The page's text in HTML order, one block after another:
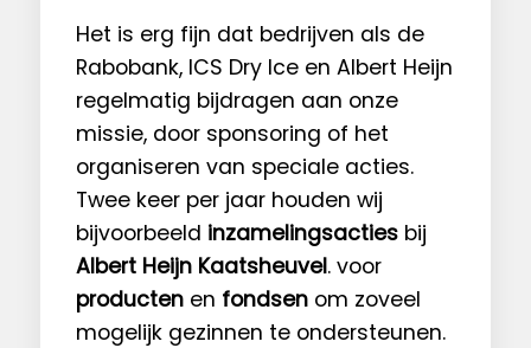
Het is erg fijn dat bedrijven als de
Rabobank, ICS Dry Ice en Albert Heijn
regelmatig bijdragen aan onze
missie, door sponsoring of het
organiseren van speciale acties.
Twee keer per jaar houden wij
bijvoorbeeld inzamelingsacties bij
Albert Heijn Kaatsheuvel. voor
producten en fondsen om zoveel
mogelijk gezinnen te ondersteunen.